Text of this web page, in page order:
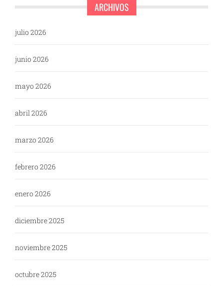
ARCHIVOS
julio 2026
junio 2026
mayo 2026
abril 2026
marzo 2026
febrero 2026
enero 2026
diciembre 2025
noviembre 2025
octubre 2025